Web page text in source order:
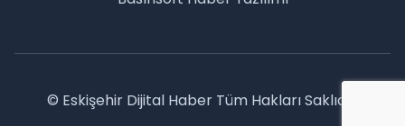
© Eskişehir Dijital Haber Tüm Hakları Saklıdır.